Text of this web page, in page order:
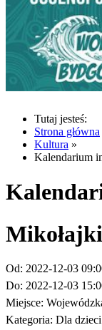
Tutaj jesteś:
Strona główna
Kultura »
Kalendarium
Od: 2022-12-03
Do: 2022-12-03
Miejsce:
Kategoria: Dla dzieci